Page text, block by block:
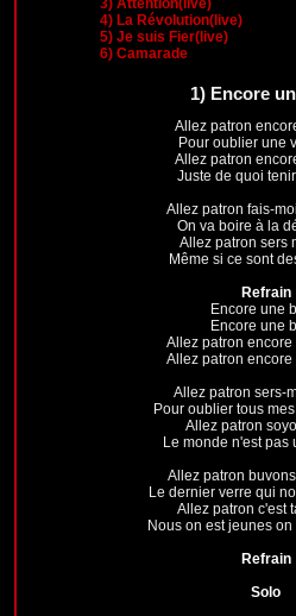
3) Attention(live)
4) La Révolution(live)
5) Je suis Fier(live)
6) Camarade
1) Encore
Allez patron
Pour oublier une
Allez patron
Juste de quoi
Allez patron fais-
On va boire à la
Allez patron sers
Même si ce sont
Refrain
Encore une
Encore une
Allez patron
Allez patron
Allez patron sers-
Pour oublier tous
Allez patron
Le monde n'est pas
Allez patron
Le dernier verre qui
Allez patron c'est
Nous on est jeunes
Refrain
Solo